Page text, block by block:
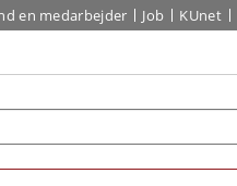
en medarbejder Job KUnet